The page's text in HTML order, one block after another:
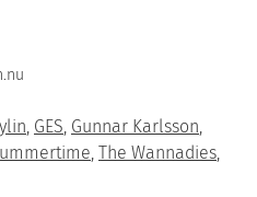
, GES, Gunnar Karlsson,
, The Wannadies,